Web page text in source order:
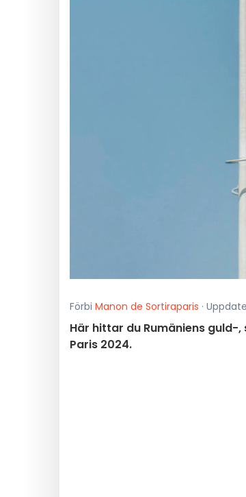
Förbi Manon de Sortiraparis ·
Här hittar du Rumäniens
Paris 2024.